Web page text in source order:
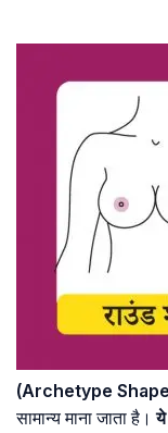
(Archetype
सामान्य माना जाता है।